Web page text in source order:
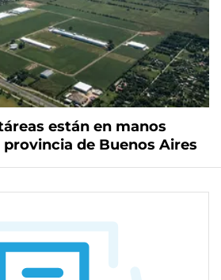
están en manos
de Buenos Aires